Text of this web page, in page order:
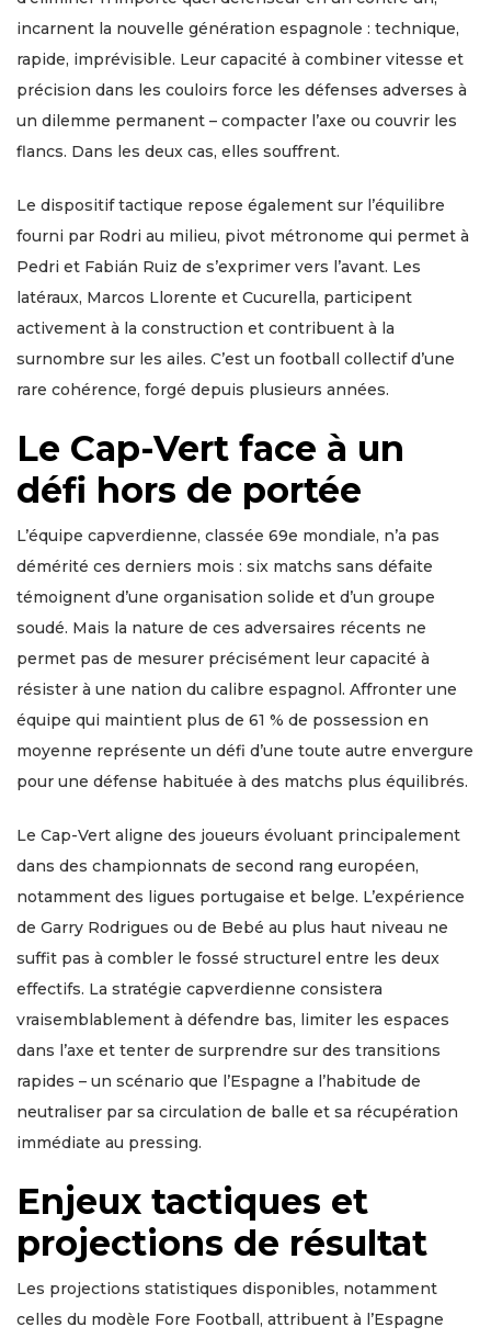
incarnent la nouvelle génération espagnole : technique,
rapide, imprévisible. Leur capacité à combiner vitesse et
précision dans les couloirs force les défenses adverses à
un dilemme permanent – compacter l’axe ou couvrir les
flancs. Dans les deux cas, elles souffrent.
Le dispositif tactique repose également sur l’équilibre
fourni par Rodri au milieu, pivot métronome qui permet à
Pedri et Fabián Ruiz de s’exprimer vers l’avant. Les
latéraux, Marcos Llorente et Cucurella, participent
activement à la construction et contribuent à la
surnombre sur les ailes. C’est un football collectif d’une
rare cohérence, forgé depuis plusieurs années.
Le Cap-Vert face à un
défi hors de portée
L’équipe capverdienne, classée 69e mondiale, n’a pas
démérité ces derniers mois : six matchs sans défaite
témoignent d’une organisation solide et d’un groupe
soudé. Mais la nature de ces adversaires récents ne
permet pas de mesurer précisément leur capacité à
résister à une nation du calibre espagnol. Affronter une
équipe qui maintient plus de 61 % de possession en
moyenne représente un défi d’une toute autre envergure
pour une défense habituée à des matchs plus équilibrés.
Le Cap-Vert aligne des joueurs évoluant principalement
dans des championnats de second rang européen,
notamment des ligues portugaise et belge. L’expérience
de Garry Rodrigues ou de Bebé au plus haut niveau ne
suffit pas à combler le fossé structurel entre les deux
effectifs. La stratégie capverdienne consistera
vraisemblablement à défendre bas, limiter les espaces
dans l’axe et tenter de surprendre sur des transitions
rapides – un scénario que l’Espagne a l’habitude de
neutraliser par sa circulation de balle et sa récupération
immédiate au pressing.
Enjeux tactiques et
projections de résultat
Les projections statistiques disponibles, notamment
celles du modèle Fore Football, attribuent à l’Espagne